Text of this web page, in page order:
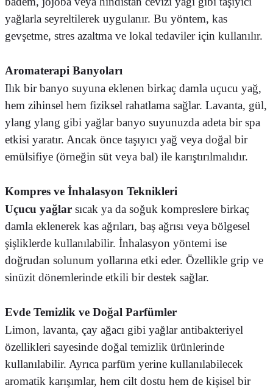
yağlarla seyreltilerek uygulanır. Bu yöntem, kas
gevşetme, stres azaltma ve lokal tedaviler için kullanılır.
Aromaterapi Banyoları
Ilık bir banyo suyuna eklenen birkaç damla uçucu yağ,
hem zihinsel hem fiziksel rahatlama sağlar. Lavanta, gül,
ylang ylang gibi yağlar banyo suyunuzda adeta bir spa
etkisi yaratır. Ancak önce taşıyıcı yağ veya doğal bir
emülsifiye (örneğin süt veya bal) ile karıştırılmalıdır.
Kompres ve İnhalasyon Teknikleri
Uçucu yağlar sıcak ya da soğuk kompreslere birkaç
damla eklenerek kas ağrıları, baş ağrısı veya bölgesel
şişliklerde kullanılabilir. İnhalasyon yöntemi ise
doğrudan solunum yollarına etki eder. Özellikle grip ve
sinüzit dönemlerinde etkili bir destek sağlar.
Evde Temizlik ve Doğal Parfümler
Limon, lavanta, çay ağacı gibi yağlar antibakteriyel
özellikleri sayesinde doğal temizlik ürünlerinde
kullanılabilir. Ayrıca parfüm yerine kullanılabilecek
aromatik karışımlar, hem cilt dostu hem de kişisel bir